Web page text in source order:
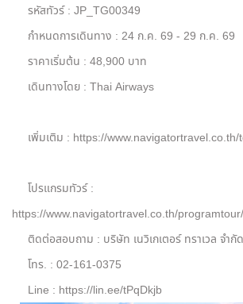
รหัสทัวร์ : JP_TG00349
กำหนดการเดินทาง : 24 ก.ค. 69 - 29 ก.ค. 69
ราคาเริ่มต้น : 48,900 บาท
เดินทางโดย : Thai Airways
เพิ่มเติม : https://
โปรแกรมทัวร์ :
https://www.navigatortravel.co.th/
ติดต่อสอบถาม : บริษัท เนวิเกเตอร์ ทราเวล จำกัด
โทร. : 02-161-0375
Line : https://lin.ee/tPqDkjb